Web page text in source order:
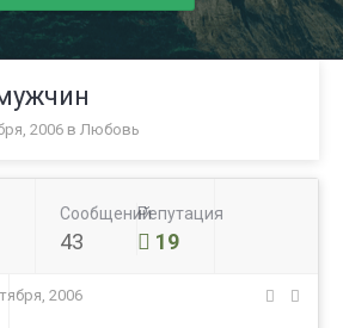
2006 в Любовь
Сообщений
43
Репутация
19
2006